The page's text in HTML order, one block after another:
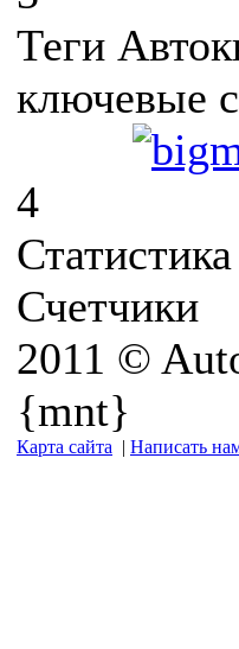
Теги
ключевые
4
Статистика
Счетчики
2011 ©
{mnt}
Карта сайта | Написать